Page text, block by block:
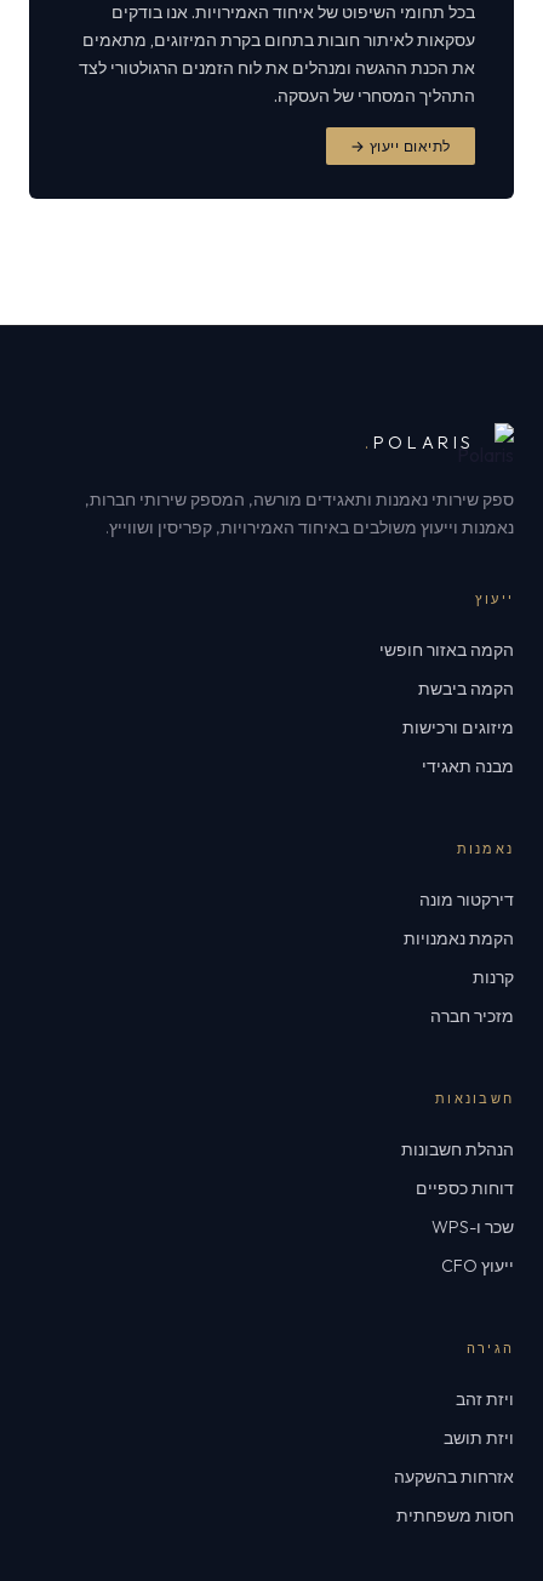
בכל תחומי השיפוט של איחוד האמירויות. אנו בודקים
עסקאות לאיתור חובות בתחום בקרת המיזוגים, מתאמים
את הכנת ההגשה ומנהלים את לוח הזמנים הרגולטורי לצד
התהליך המסחרי של העסקה.
לתיאום ייעוץ →
POLARIS
.
ספק שירותי נאמנות ותאגידים מורשה, המספק שירותי חברות,
נאמנות וייעוץ משולבים באיחוד האמירויות, קפריסין ושווייץ.
ייעוץ
הקמה באזור חופשי
הקמה ביבשת
מיזוגים ורכישות
מבנה תאגידי
נאמנות
דירקטור מונה
הקמת נאמנויות
קרנות
מזכיר חברה
חשבונאות
הנהלת חשבונות
דוחות כספיים
שכר ו-WPS
ייעוץ CFO
הגירה
ויזת זהב
ויזת תושב
אזרחות בהשקעה
חסות משפחתית